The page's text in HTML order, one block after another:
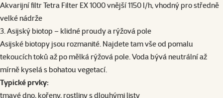
Akvarijní filtr Tetra Filter EX 1000 vnější 1150 l/h, vhodný pro středně
velké nádrže
3. Asijský biotop – klidné proudy a rýžová pole
Asijské biotopy jsou rozmanité. Najdete tam vše od pomalu
tekoucích toků až po mělká rýžová pole. Voda bývá neutrální až
mírně kyselá s bohatou vegetací.
Typické prvky:
tmavé dno, kořeny, rostliny s dlouhými listy